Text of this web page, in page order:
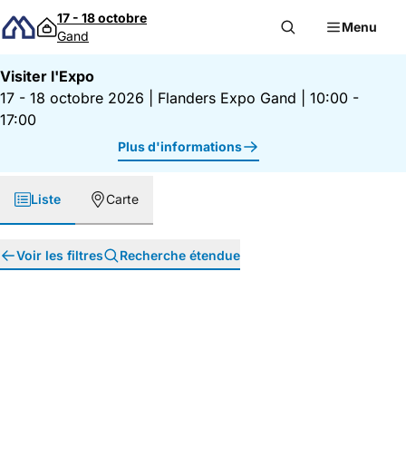
Passer au contenu
17 - 18 octobre
Gand
Menu
Visiter l'Expo
17 - 18 octobre 2026
Flanders Expo Gand
10:00 -
17:00
Plus d'informations
Liste Carte
Voir les filtres Recherche étendue